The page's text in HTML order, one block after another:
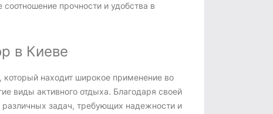
прочности и удобства в
в Киеве
находит широкое применение во
виды активного отдыха. Благодаря своей
различных задач, требующих надежности и